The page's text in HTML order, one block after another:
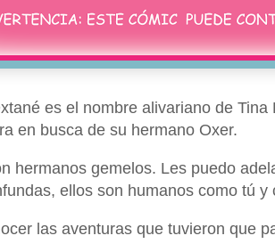
es el nombre alivariano de
en busca de su hermano Oxer.
hermanos gemelos. Les puedo
ellos son humanos como tú y
las aventuras que tuvieron que